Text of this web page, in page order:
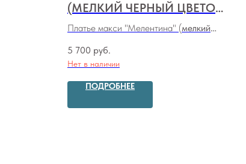
(МЕЛКИЙ ЧЕРНЫЙ ЦВЕТОК
НА БЕЛОМ)
Платье макси "Мелентина" (мелкий
5 700 руб.
Нет в наличии
ПОДРОБНЕЕ